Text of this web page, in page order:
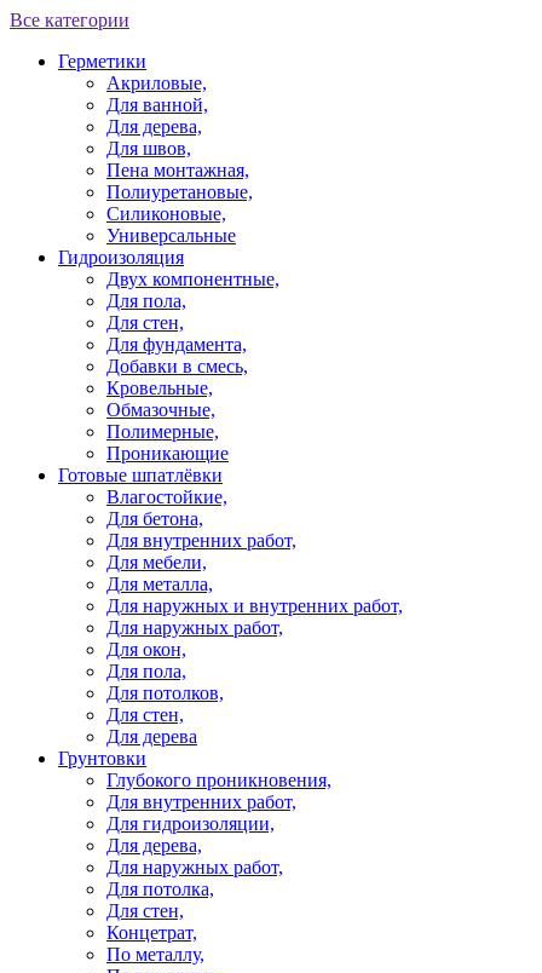
Все категории
Герметики
Акриловые,
Для ванной,
Для дерева,
Для швов,
Пена монтажная,
Полиуретановые,
Силиконовые,
Универсальные
Гидроизоляция
Двух компонентные,
Для пола,
Для стен,
Для фундамента,
Добавки в смесь,
Кровельные,
Обмазочные,
Полимерные,
Проникающие
Готовые шпатлёвки
Влагостойкие,
Для бетона,
Для внутренних работ,
Для мебели,
Для металла,
Для наружных и внутренних работ,
Для наружных работ,
Для окон,
Для пола,
Для потолков,
Для стен,
Для дерева
Грунтовки
Глубокого проникновения,
Для внутренних работ,
Для гидроизоляции,
Для дерева,
Для наружных работ,
Для потолка,
Для стен,
Концетрат,
По металлу,